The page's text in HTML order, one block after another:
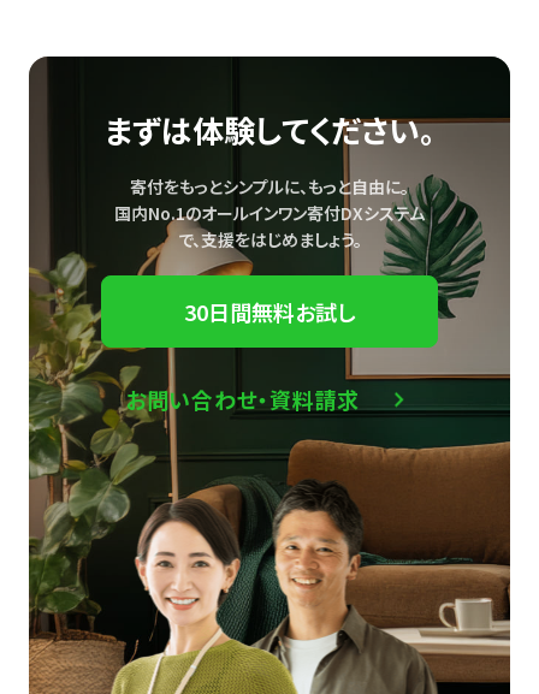
まずは体験してください。
寄付をもっとシンプルに、もっと自由に。
国内No.1のオールインワン寄付DXシステム
で、支援をはじめましょう。
30日間無料お試し
お問い合わせ・資料請求